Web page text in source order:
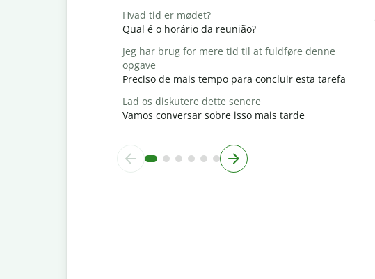
Hvad tid er mødet?
Qual é o horário da reunião?
Jeg har brug for mere tid til at fuldføre denne
opgave
Preciso de mais tempo para concluir esta tarefa
Lad os diskutere dette senere
Vamos conversar sobre isso mais tarde